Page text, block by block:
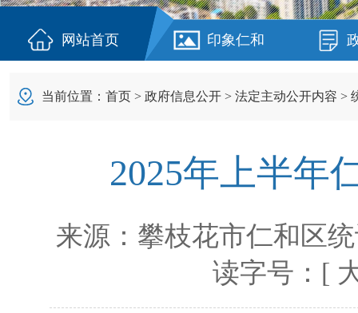
网站首页 印象仁和
当前位置： 首页 > 政府信息公开 > 法定主动公开内容 >
2025年上半年
来源： 攀枝花市仁和区
读字号：[